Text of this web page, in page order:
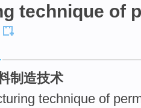
technique of
制造技术
technique of